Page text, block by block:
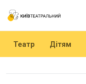
Театр Дітям